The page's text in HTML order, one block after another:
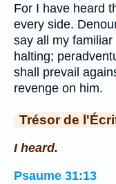
For I have heard
every side.
say all my
halting;
shall prevail
revenge on him.
Trésor de
I heard.
Psaume 31:13